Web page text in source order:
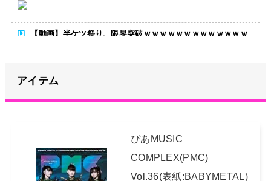
【動画】半ケツ祭り、限界突破ｗｗｗｗｗｗｗｗｗｗｗｗｗ
な、坂本葵花ちゃんのバーイベを見るまでは、それを楽しみに頑張
【画像】アイドルさん「体重10キロ増えたらこうなった」
アイテム
ぴあMUSIC
COMPLEX(PMC)
Vol.36(表紙:BABYMETAL)